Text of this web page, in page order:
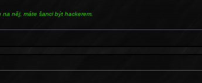
něj, máte šanci být hackerem.